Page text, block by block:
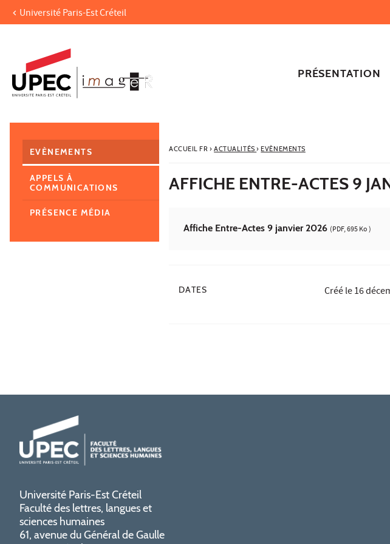
Aller au contenu
Recherche
Navigation secondaire
Université Paris-Est Créteil
PRÉSENTATION
ACCUEIL FR› ACTUALITÉS› EVÈNEMENTS
AFFICHE ENTRE-ACTES 9
Affiche Entre-Actes 9 janvier 2026 (PDF, 695 Ko )
DATES Créé le16
EVÈNEMENTS
APPELS À
COMMUNICATIONS
PRÉSENCE MÉDIA
Université Paris-Est Créteil
Faculté des lettres, langues et
sciences humaines
61, avenue du Général de Gaulle